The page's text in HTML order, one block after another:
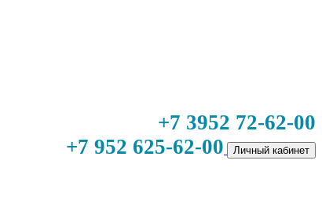
+7 3952 72-62-00
+7 952 625-62-00
Личный кабинет